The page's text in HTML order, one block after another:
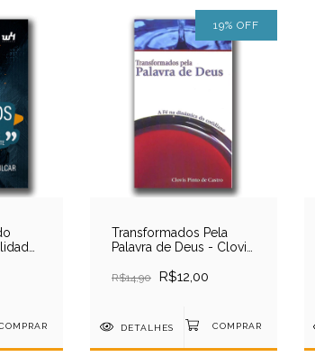
19% OFF
Transformados Pela
Palavra de Deus - Clovis
R$14,90 R$12,00
DETALHES